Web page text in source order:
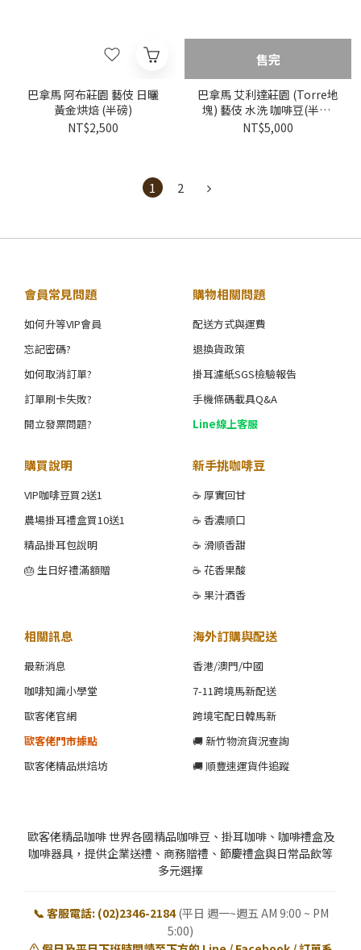
巴拿馬 阿布莊園 藝伎 日曬
黃金烘焙 (半磅)
NT$2,500
售完
巴拿馬 艾利達莊園 (Torre地
塊) 藝伎 水洗 咖啡豆(半磅)
｜黃金烘焙
NT$5,000
1 2
會員常見問題
如何升等VIP會員
忘記密碼?
如何取消訂單?
訂單刷卡失敗?
開立發票問題?
購物相關問題
配送方式與運費
退換貨政策
掛耳濾紙SGS檢驗報告
手機條碼載具Q&A
Line線上客服
購買說明
VIP咖啡豆買2送1
農場掛耳禮盒買10送1
精品掛耳包說明
🎂 生日好禮滿額贈
新手挑咖啡豆
☕ 厚實回甘
☕ 香濃順口
☕ 滑順香甜
☕ 花香果酸
☕ 果汁酒香
相關訊息
最新消息
咖啡知識小學堂
歐客佬官網
歐客佬門市據點
歐客佬精品烘焙坊
海外訂購與配送
香港/澳門/中國
7-11跨境馬新配送
跨境宅配日韓馬新
🚚 新竹物流貨況查詢
🚚 順豐速運貨件追蹤
歐客佬精品咖啡 世界各國精品咖啡豆、掛耳咖啡、咖啡禮盒及
咖啡器具，提供企業送禮、商務贈禮、節慶禮盒與日常品飲等
多元選擇
📞 客服電話: (02)2346-2184 (平日 週一~週五 AM 9:00 ~ PM
5:00)